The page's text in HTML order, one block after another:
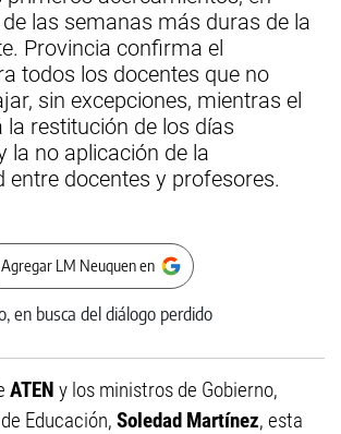
las semanas más duras de la
Provincia confirma el
todos los docentes que no
sin excepciones, mientras el
la restitución de los días
la no aplicación de la
entre docentes y profesores.
Agregar LM Neuquen en
ATEN y los ministros de Gobierno,
Educación, Soledad Martínez, esta